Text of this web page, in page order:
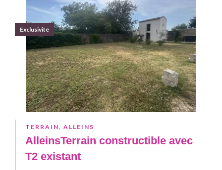
TERRAIN, ALLEINS
AlleinsTerrain constructible avec
T2 existant
Exclusivité